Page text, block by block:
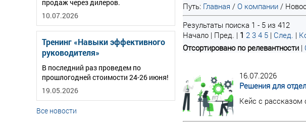
продаж через дилеров.
10.07.2026
Тренинг «Навыки эффективного
руководителя»
В последний раз проведем по
прошлогодней стоимости 24-26 июня!
19.05.2026
Все новости
Путь: Главная / О компании /
Результаты поиска 1 - 5 из 412
Начало | Пред. | 1 2 3 4 5 | След. |
Отсортировано по релевантности |
16.07.2026
Решения для
Кейс с рассказом